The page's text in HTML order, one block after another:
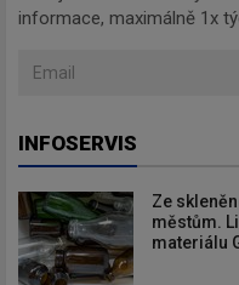
informace, maximálně 1x
INFOSERVIS
Ze
městům.
materiálu